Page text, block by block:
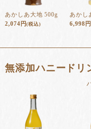
あかしあ大地 500g
2,074円(税込)
あかし
6,998円
無添加ハニードリ